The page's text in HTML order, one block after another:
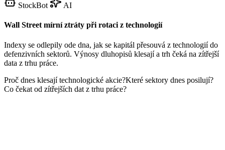
StockBot AI
Wall Street mírní ztráty při rotaci z technologií
Indexy se odlepily ode dna, jak se kapitál přesouvá z technologií do
defenzivních sektorů. Výnosy dluhopisů klesají a trh čeká na zítřejší
data z trhu práce.
Proč dnes klesají technologické akcie?Které sektory dnes posilují?
Co čekat od zítřejších dat z trhu práce?